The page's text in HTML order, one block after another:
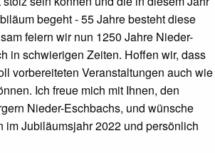
begeht - 55 Jahre besteht diese
feiern wir nun 1250 Jahre Nieder-
in schwierigen Zeiten. Hoffen wir, dass
vorbereiteten Veranstaltungen auch wie
Ich freue mich mit Ihnen, den
Nieder-Eschbachs, und wünsche
im Jubiläumsjahr 2022 und persönlich